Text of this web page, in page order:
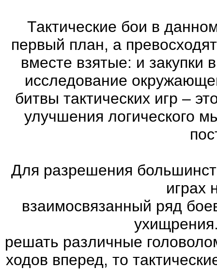
Тактические бои в
первый план, а
вместе взятые: и закупки
исследование
битвы тактических игр –
улучшения логического
Для разрешения
играх
взаимосвязанный ряд
решать различные
ходов вперед, то